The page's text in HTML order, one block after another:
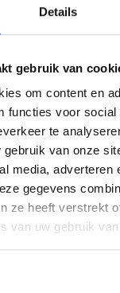
Details
gebruik van
om content en
functies voor social
te
gebruik van onze
media, adverteren
gegevens
ze heeft verstrekt
van uw gebruik
Voeg
DIT